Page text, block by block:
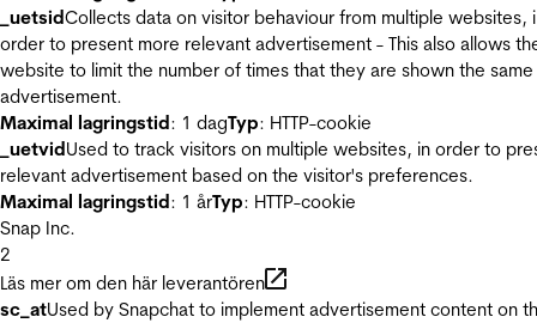
_uetsidCollects data on visitor behaviour from multiple websites,
order to present more relevant advertisement - This also allows
website to limit the number of times that they are shown the same
advertisement.
Maximal lagringstid: 1 dagTyp: HTTP-cookie
_uetvidUsed to track visitors on multiple websites, in order to
relevant advertisement based on the visitor's preferences.
Maximal lagringstid: 1 årTyp: HTTP-cookie
Snap Inc.
2
Läs mer om den här leverantören
sc_atUsed by Snapchat to implement advertisement content on